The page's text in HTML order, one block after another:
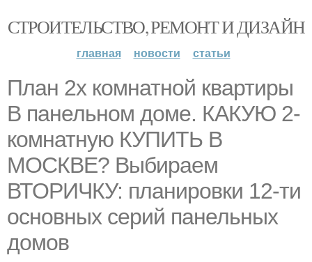
СТРОИТЕЛЬСТВО, РЕМОНТ И ДИЗАЙН
главная новости статьи
План 2х комнатной квартиры
В панельном доме. КАКУЮ 2-
комнатную КУПИТЬ В
МОСКВЕ? Выбираем
ВТОРИЧКУ: планировки 12-ти
основных серий панельных
домов